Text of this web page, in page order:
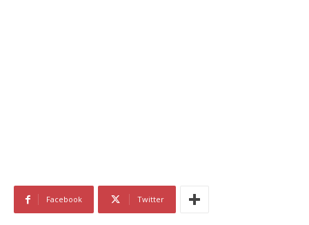
Facebook Twitter